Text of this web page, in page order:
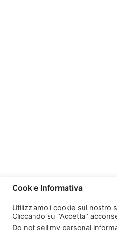
Cookie Informativa
Utilizziamo i cookie sul nostro
Cliccando su "Accetta"
Do not sell my personal